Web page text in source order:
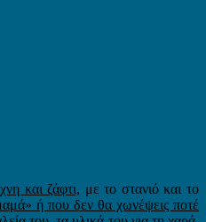
και ζάφτι, με το στανιό και το
ή που δεν θα χωνέψεις ποτέ